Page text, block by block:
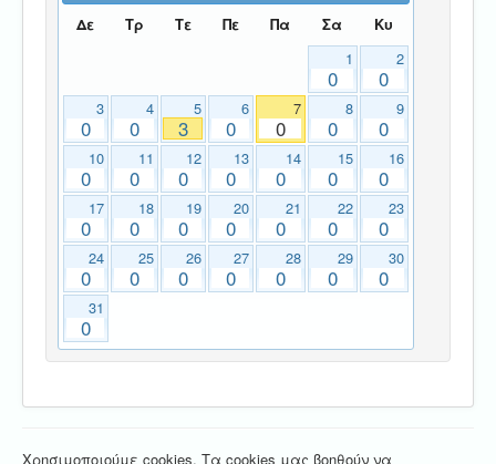
Δε Τρ Τε Πε Πα Σα Κυ
1
0
2
0
3
0
4
0
5
3
6
0
7
0
8
0
9
0
10
0
11
0
12
0
13
0
14
0
15
0
16
0
17
0
18
0
19
0
20
0
21
0
22
0
23
0
24
0
25
0
26
0
27
0
28
0
29
0
30
0
31
0
Χρησιμοποιούμε cookies. Τα cookies μας βοηθούν να